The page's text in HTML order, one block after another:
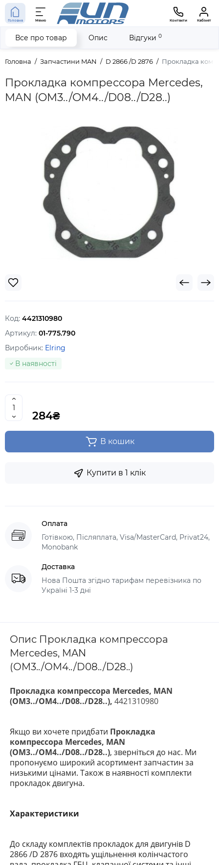
Головна Меню Контакти Кабінет
Головна Запчастини MAN D 2866 /D 2876 Прокладка
Прокладка компрессора Mercedes,
MAN (OM3../OM4../D08../D28..)
Все про товар Опис Відгуки 0
Код: 4421310980
Артикул: 01-775.790
Виробник: Elring
В наявності
284₴
В кошик
Купити в 1 клік
Оплата
Готівкою, Післяплата, Visa/MasterCard, Privat24,
Monobank
Доставка
Нова Пошта згідно тарифам перевізника по
Україні 1-3 дні
Опис Прокладка компрессора
Mercedes, MAN
(OM3../OM4../D08../D28..)
Прокладка компрессора Mercedes, MAN
(OM3../OM4../D08../D28..), 4421310980
Якщо ви хочете придбати Прокладка
компрессора Mercedes, MAN
(OM3../OM4../D08../D28..), зверніться до нас. Ми
пропонуємо широкий асортимент запчастин за
низькими цінами. Також в наявності комплекти
прокладок двигуна.
Характеристики
До складу комплектів прокладок для двигунів D
2866 /D 2876 входять ущільнення колінчастого